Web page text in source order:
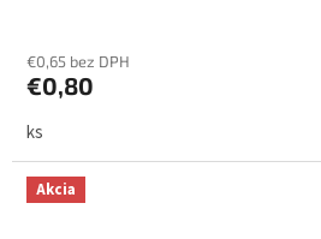
€0,65 bez DPH
€0,80
ks
Akcia